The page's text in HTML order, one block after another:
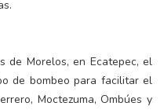
de Morelos, en Ecatepec, el
de bombeo para facilitar el
Moctezuma, Ombúes y